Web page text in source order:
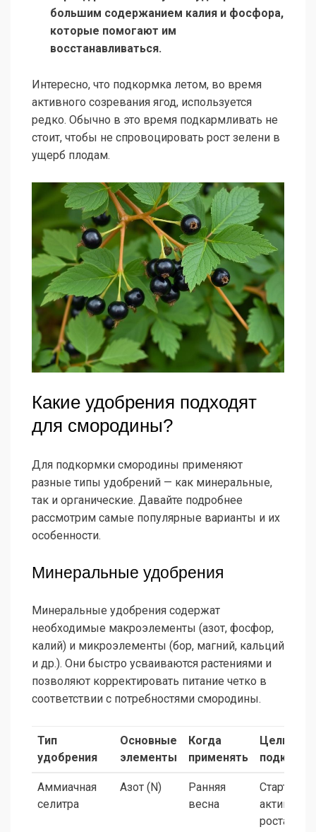
большим содержанием калия и фосфора,
которые помогают им
восстанавливаться.
Интересно, что подкормка летом, во время
активного созревания ягод, используется
редко. Обычно в это время подкармливать не
стоит, чтобы не спровоцировать рост зелени в
ущерб плодам.
Какие удобрения подходят
для смородины?
Для подкормки смородины применяют
разные типы удобрений — как минеральные,
так и органические. Давайте подробнее
рассмотрим самые популярные варианты и их
особенности.
Минеральные удобрения
Минеральные удобрения содержат
необходимые макроэлементы (азот, фосфор,
калий) и микроэлементы (бор, магний, кальций
и др.). Они быстро усваиваются растениями и
позволяют корректировать питание четко в
соответствии с потребностями смородины.
Тип
удобрения
Основные
элементы
Когда
применять
Цель
Аммиачная
селитра
Азот (N)
Ранняя
весна
Старт
активного
роста